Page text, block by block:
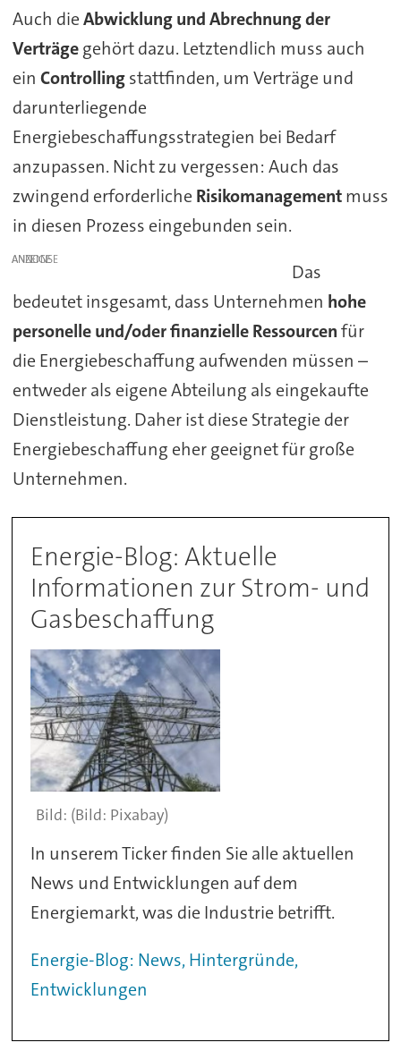
Auch dieAbwicklung und Abrechnung der
Verträgegehört dazu. Letztendlich muss auch
ein Controllingstattfinden, um Verträge und
darunterliegende
Energiebeschaffungsstrategien bei Bedarf
anzupassen. Nicht zu vergessen: Auch das
zwingend erforderliche Risikomanagementmuss
in diesen Prozess eingebunden sein.
ANZEIGE
Das
bedeutet insgesamt, dass Unternehmen hohe
personelle und/oder finanzielle Ressourcenfür
die Energiebeschaffung aufwenden müssen –
entweder als eigene Abteilung als eingekaufte
Dienstleistung. Daher ist diese Strategie der
Energiebeschaffung eher geeignet für große
Unternehmen.
Energie-Blog: Aktuelle
Informationen zur Strom- und
Gasbeschaffung
(Bild: Pixabay)
In unserem Ticker finden Sie alle aktuellen
News und Entwicklungen auf dem
Energiemarkt, was die Industrie betrifft.
Energie-Blog: News, Hintergründe,
Entwicklungen